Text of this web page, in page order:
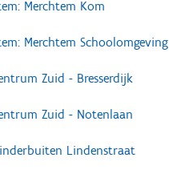
Merchtem Kom
Merchtem Schoolomgeving
Zuid - Bresserdijk
Zuid - Notenlaan
Lindenstraat